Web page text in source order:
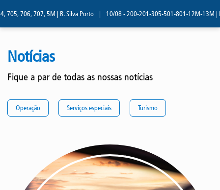
707, 5M | R. Silva Porto | 10/08 - 200-201-305-501-801-12M-13M | R.
Notícias
Fique a par de todas as nossas notícias
Operação Serviços especiais Turismo